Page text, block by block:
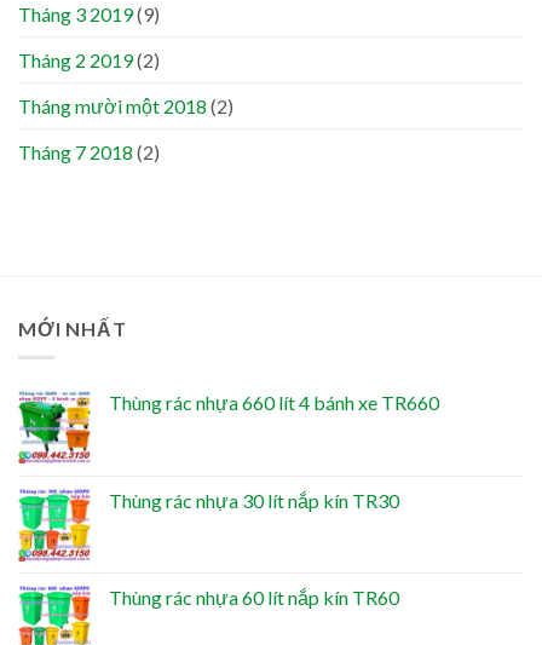
Tháng 3 2019(9)
Tháng 2 2019(2)
Tháng mười một 2018 (2)
Tháng 7 2018 (2)
MỚI NHẤT
Thùng rác nhựa 660 lít 4 bánh xe TR660
Thùng rác nhựa 30 lít nắp kín TR30
Thùng rác nhựa 60 lít nắp kín TR60